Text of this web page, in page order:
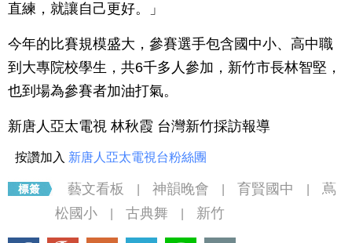
直練，就讓自己更好。」
今年的比賽規模盛大，參賽選手包含國中小、高中職
到大專院校學生，共6千多人參加，新竹市長林智堅，
也到場為參賽者加油打氣。
新唐人亞太電視 林秋霞 台灣新竹採訪報導
按讚加入 新唐人亞太電視台粉絲團
藝文看板 神韻晚會 育賢國中
蔦
松國小
古典舞 新竹